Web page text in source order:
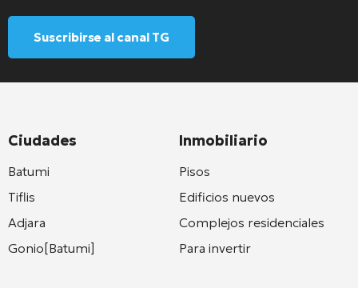
Suscribirse al canal TG
Ciudades
Batumi
Tiflis
Adjara
Gonio[Batumi]
Inmobiliario
Pisos
Edificios nuevos
Complejos residenciales
Para invertir